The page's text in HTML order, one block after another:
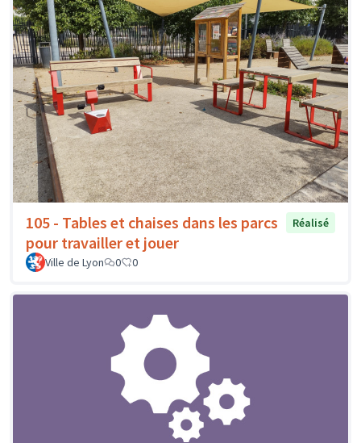
105 - Tables et chaises dans les parcs
pour travailler et jouer
Réalisé
Ville de Lyon 0 0